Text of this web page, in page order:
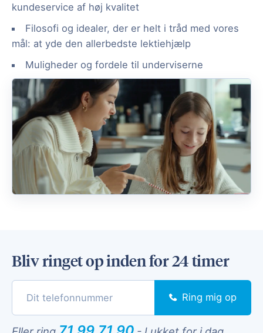
kundeservice af høj kvalitet
Filosofi og idealer, der er helt i tråd med vores
mål: at yde den allerbedste lektiehjælp
Muligheder og fordele til underviserne
Bliv ringet op inden for 24 timer
Ring mig op